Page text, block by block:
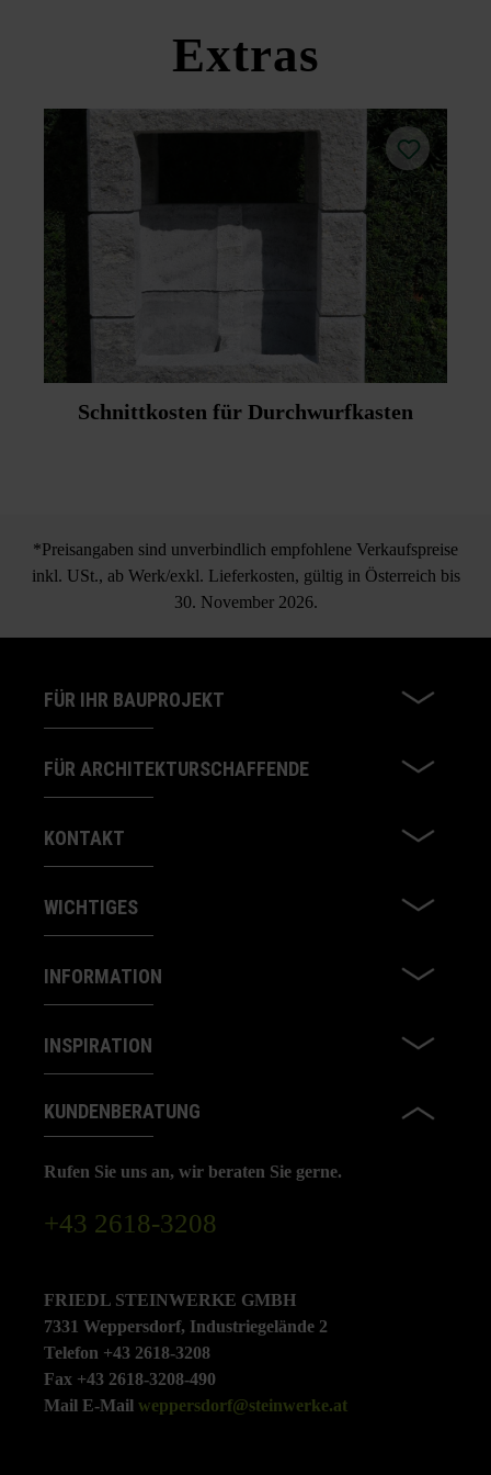
Extras
Schnittkosten für Durchwurfkasten
*Preisangaben sind unverbindlich empfohlene Verkaufspreise
inkl. USt., ab Werk/exkl. Lieferkosten, gültig in Österreich bis
30. November 2026.
FÜR IHR BAUPROJEKT
FÜR ARCHITEKTURSCHAFFENDE
KONTAKT
WICHTIGES
INFORMATION
INSPIRATION
KUNDENBERATUNG
Rufen Sie uns an, wir beraten Sie gerne.
+43 2618-3208
FRIEDL STEINWERKE GMBH
7331 Weppersdorf, Industriegelände 2
Telefon +43 2618-3208
Fax +43 2618-3208-490
Mail E-Mail weppersdorf@steinwerke.at